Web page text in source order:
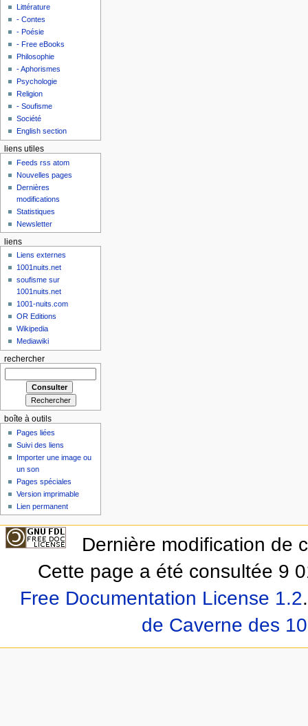
Littérature
- Contes
- Poésie
- Free eBooks
Philosophie
- Aphorismes
Psychologie
Religion
- Soufisme
Société
English section
liens utiles
Feeds rss atom
Nouvelles pages
Dernières
modifications
Statistiques
Newsletter
liens
Liens externes
1001nuits.net
soufisme sur
1001nuits.net
1001-nuits.com
OR Editions
Wikipedia
Mediawiki
rechercher
boîte à outils
Pages liées
Suivi des liens
Importer une image ou
un son
Pages spéciales
Version imprimable
Lien permanent
Dernière modification de
Cette page a été consultée 9
Free Documentation License 1.2.
de Caverne des